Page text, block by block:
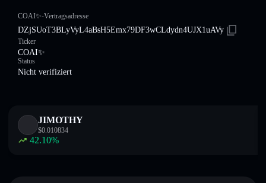
COAI✨-Vertragsadresse
DZjSUoT3BLyVyL4aBsH5Emx79DF3wCLdydn4UJX1uAVy
Ticker
COAI✨
Status
Nicht verifiziert
JIMOTHY
$0.010834
42.10%